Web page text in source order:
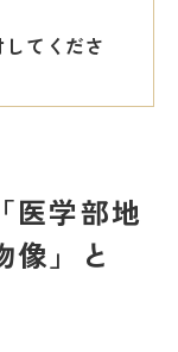
てくださ
医学部地
像」と